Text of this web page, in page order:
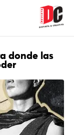
donde las